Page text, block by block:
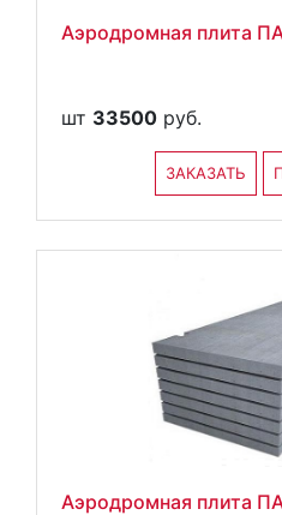
Аэродромная плита
шт 33500 руб.
ЗАКАЗАТЬ
Аэродромная плита